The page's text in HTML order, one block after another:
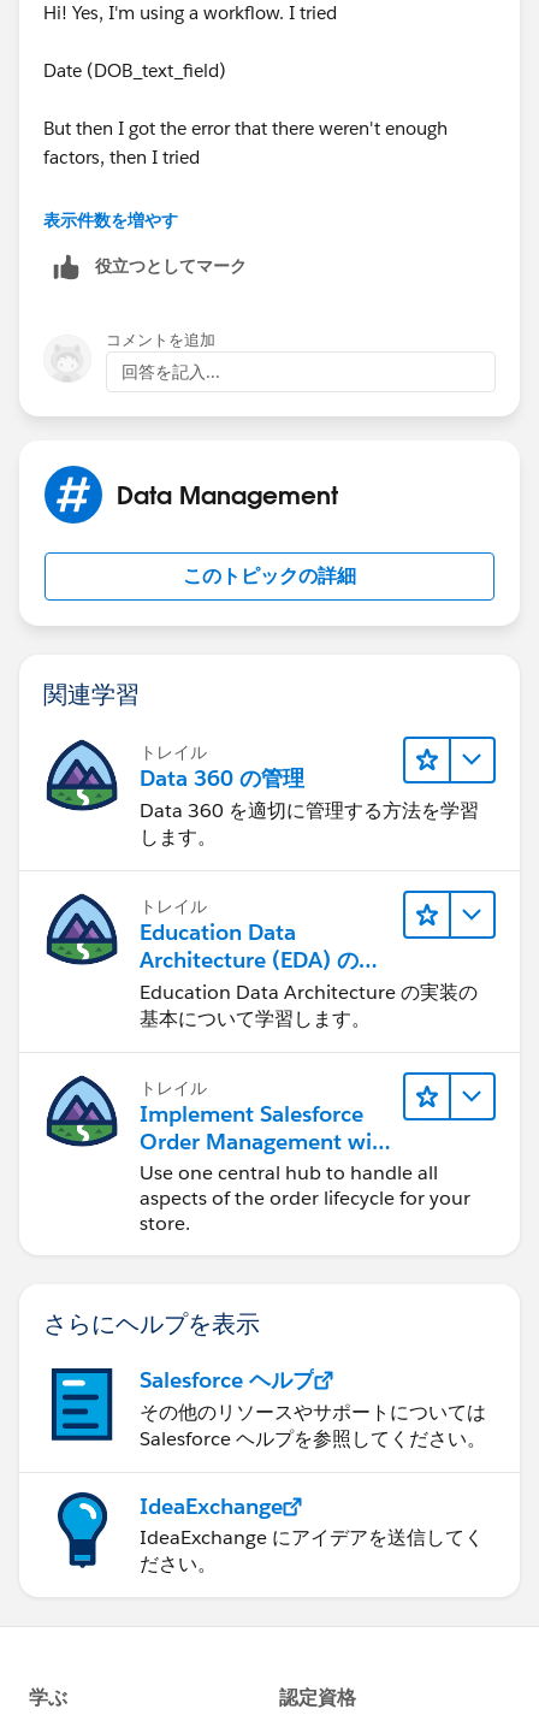
Hi! Yes, I'm using a workflow. I tried
Date (DOB_text_field)
But then I got the error that there weren't enough
factors, then I tried
Date (DOB_text_field, DOB_text_field, DOB_text_field)
and got an error that it needed numbers not text
表示件数を増やす
役立つとしてマーク
コメントを追加
回答を記入...
Data Management
このトピックの詳細
関連学習
トレイル
Data 360 の管理
Data 360 を適切に管理する方法を学習
します。
トレイル
Education Data
Architecture (EDA) の管
理
Education Data Architecture の実装の
基本について学習します。
トレイル
Implement Salesforce
Order Management with
a B2B, B2C, or B2B2C
Commerce Store
Use one central hub to handle all
aspects of the order lifecycle for your
store.
さらにヘルプを表示
Salesforce ヘルプ
その他のリソースやサポートについては
Salesforce ヘルプを参照してください。
IdeaExchange
IdeaExchange にアイデアを送信してく
ださい。